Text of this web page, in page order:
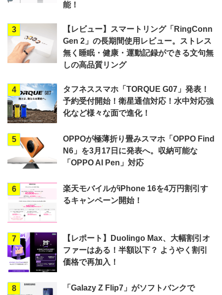
能！
3
【レビュー】スマートリング「RingConn
Gen 2」の長期間使用レビュー。ストレス
無く睡眠・健康・運動記録ができる文句無
しの高品質リング
4
タフネススマホ「TORQUE G07」発表！
予約受付開始！衛星通信対応！水中対応強
化など様々な面で進化！
5
OPPOが極薄折り畳みスマホ「OPPO Find
N6」を3月17日に発表へ。収納可能な
「OPPO AI Pen」対応
6
楽天モバイルがiPhone 16を4万円割引す
るキャンペーン開始！
7
【レポート】Duolingo Max、大幅割引オ
ファーはある！半額以下？ ようやく割引
価格で再加入！
8
「Galazy Z Flip7」がソフトバンクで